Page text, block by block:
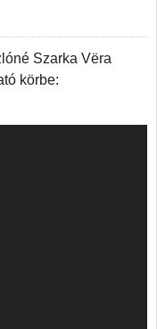
Szarka Vëra
körbe: